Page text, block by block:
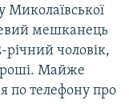
Миколаївської
мешканець
річний чоловік,
Майже
по телефону про